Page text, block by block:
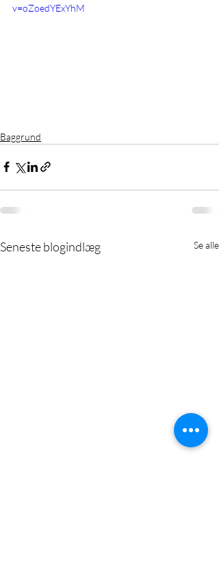
v=oZoedYExYhM
Baggrund
Seneste blogindlæg Se alle